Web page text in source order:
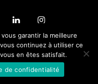
- depuis 2005 -
garantir la meilleure
continuez à utiliser ce
en êtes satisfait.
de confidentialité